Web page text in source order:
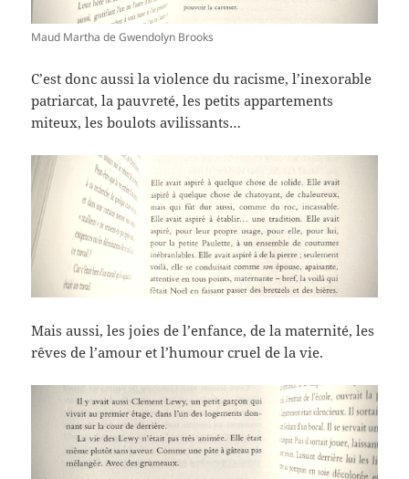
Maud Martha de Gwendolyn Brooks
C’est donc aussi la violence du racisme, l’inexorable
patriarcat, la pauvreté, les petits appartements
miteux, les boulots avilissants…
Mais aussi, les joies de l’enfance, de la maternité, les
rêves de l’amour et l’humour cruel de la vie.